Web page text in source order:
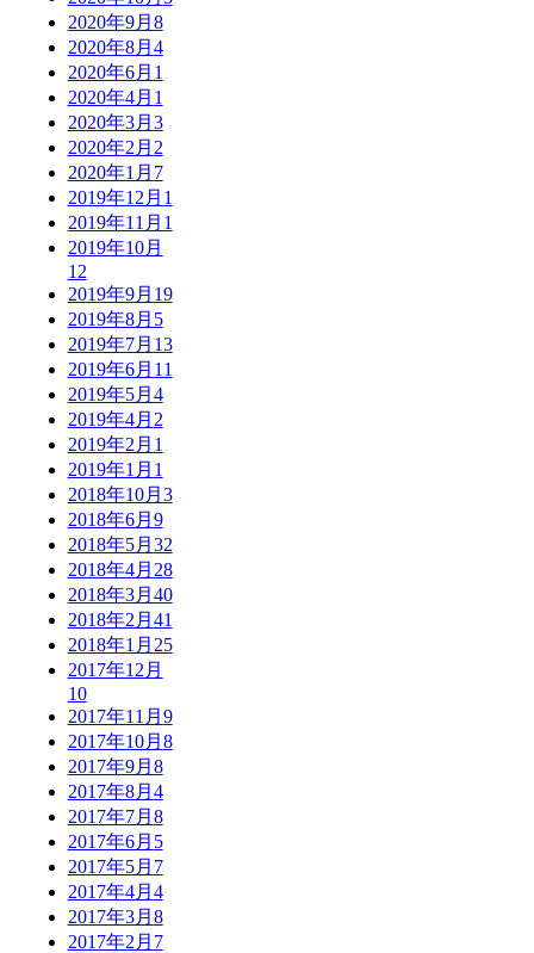
2020年9月 8
2020年8月 4
2020年6月 1
2020年4月 1
2020年3月 3
2020年2月 2
2020年1月 7
2019年12月 1
2019年11月 1
2019年10月
12
2019年9月 19
2019年8月 5
2019年7月 13
2019年6月 11
2019年5月 4
2019年4月 2
2019年2月 1
2019年1月 1
2018年10月 3
2018年6月 9
2018年5月 32
2018年4月 28
2018年3月 40
2018年2月 41
2018年1月 25
2017年12月
10
2017年11月 9
2017年10月 8
2017年9月 8
2017年8月 4
2017年7月 8
2017年6月 5
2017年5月 7
2017年4月 4
2017年3月 8
2017年2月 7